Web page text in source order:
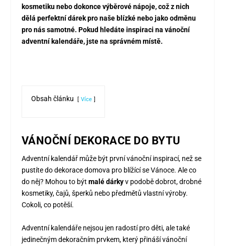
kosmetiku nebo dokonce výběrové nápoje, což z nich
dělá perfektní dárek pro naše blízké nebo jako odměnu
pro nás samotné. Pokud hledáte inspiraci na vánoční
adventní kalendáře, jste na správném místě.
Obsah článku Více
VÁNOČNÍ DEKORACE DO BYTU
Adventní kalendář může být prvnívánoční inspirací, než se
pustíte do dekorace domova pro blížící se Vánoce. Ale co
do něj? Mohou to být malé dárkyv podobě dobrot, drobné
kosmetiky, čajů, šperků nebo předmětů vlastní výroby.
Cokoli, co potěší.
Adventní kalendáře nejsou jen radostí pro děti, ale také
jedinečným dekoračním prvkem, který přináší vánoční